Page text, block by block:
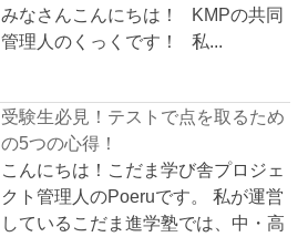
みなさんこんにちは！ KMPの共同
管理人のくっくです！ 私...
受験生必見！テストで点を取るため
の5つの心得！
こんにちは！こだま学び舎プロジェ
クト管理人のPoeruです。 私が運営
しているこだま進学塾では、中・高